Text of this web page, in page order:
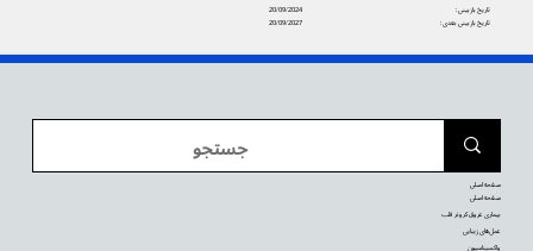
20/09/2024
تاریخ بازبینی:
20/09/2027
تاریخ بازبینی بعدی:
صفحه اصلی
صفحه اصلی
بیماری عروق کرونر قلب
عمل‌های زیبایی
واکسیناسیون